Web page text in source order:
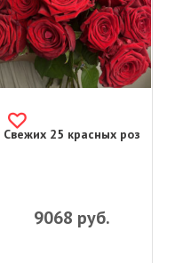
Свежих 25 красных роз
9068 руб.